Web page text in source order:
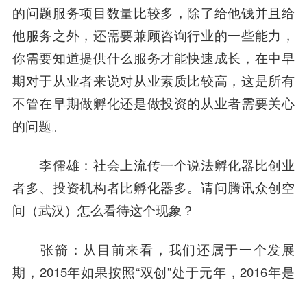
的问题服务项目数量比较多，除了给他钱并且给
他服务之外，还需要兼顾咨询行业的一些能力，
你需要知道提供什么服务才能快速成长，在中早
期对于从业者来说对从业素质比较高，这是所有
不管在早期做孵化还是做投资的从业者需要关心
的问题。
李儒雄 ：社会上流传一个说法孵化器比创业
者多、投资机构者比孵化器多。请问腾讯众创空
间（武汉）怎么看待这个现象？
张箭 ：从目前来看，我们还属于一个发展
期，2015年如果按照“双创”处于元年，2016年是